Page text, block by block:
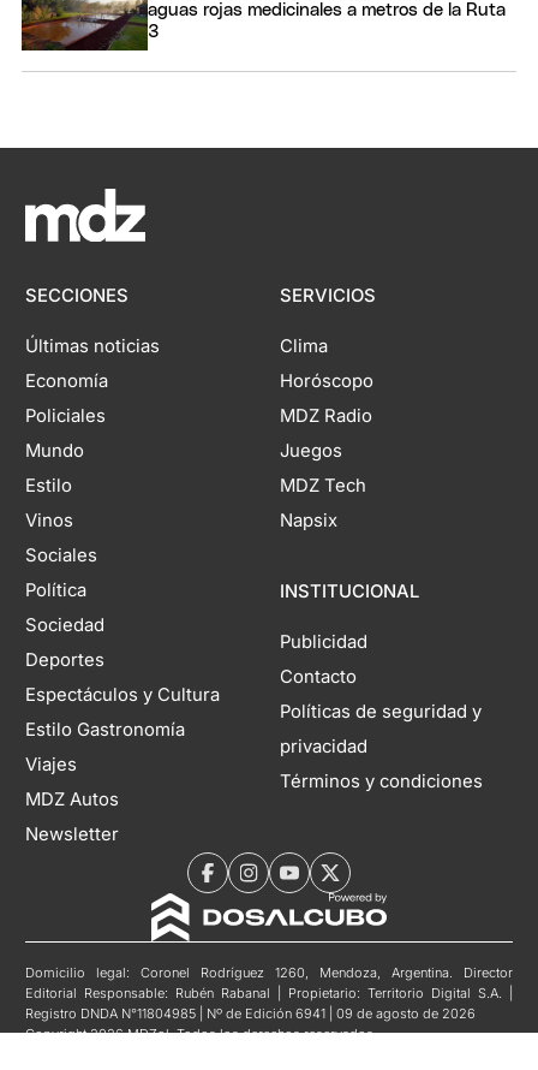
aguas rojas medicinales a metros de la Ruta
3
SECCIONES
Últimas noticias
Economía
Policiales
Mundo
Estilo
Vinos
Sociales
Política
Sociedad
Deportes
Espectáculos y Cultura
Estilo Gastronomía
Viajes
MDZ Autos
Newsletter
SERVICIOS
Clima
Horóscopo
MDZ Radio
Juegos
MDZ Tech
Napsix
INSTITUCIONAL
Publicidad
Contacto
Políticas de seguridad y
privacidad
Términos y condiciones
Domicilio legal: Coronel Rodríguez 1260, Mendoza, Argentina. Director
Editorial Responsable: Rubén Rabanal | Propietario: Territorio Digital S.A. |
Registro DNDA N°11804985 | Nº de Edición 6941 | 09 de agosto de 2026
Copyright 2026 MDZol. Todos los derechos reservados.